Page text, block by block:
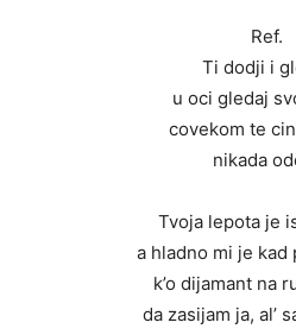
Ref.
Ti dodji i
u oci gledaj
covekom te
nikada
Tvoja lepota je
a hladno mi je kad
k’o dijamant na
da zasijam ja, al’